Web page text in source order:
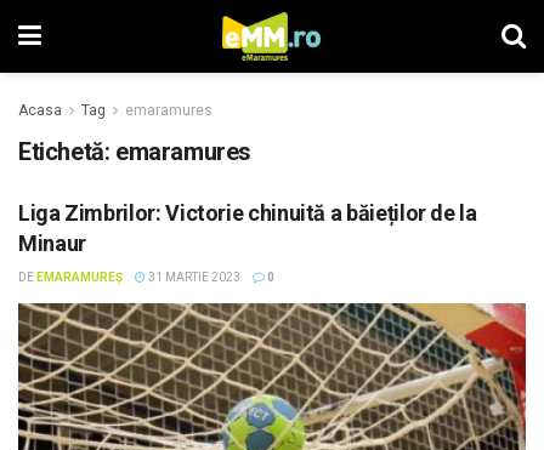
Acasa Tag emaramures
Etichetă: emaramures
Liga Zimbrilor: Victorie chinuită a băieților de la
Minaur
DE EMARAMUREȘ 31 MARTIE 2023 0